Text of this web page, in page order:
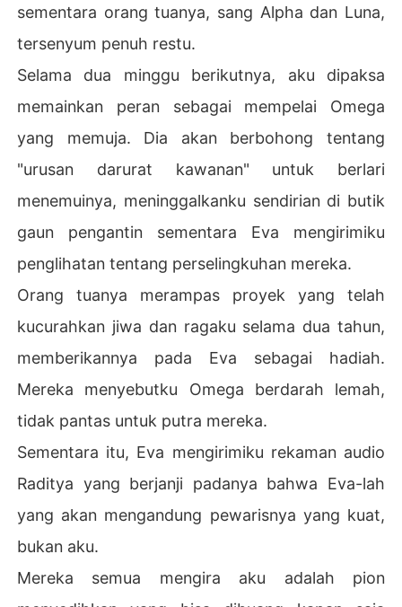
Mereka semua mengira aku adalah pion menyedihkan y
ang bisa dibuang kapan saja dalam permainan licik mer
eka. Mereka menungguku hancur.
Mereka tidak tahu bahwa aku diam-diam adalah pewari
s kawanan paling kuat di benua ini. Dan aku sudah men
gatur agar Upacara Ikatan Suci kami disiarkan secara gl
obal, mengubah hari sakral mereka menjadi panggung u
ntuk penghinaan terbesar mereka.
sementara orang tuanya, sang Alpha dan Luna,
tersenyum penuh restu.
Selama dua minggu berikutnya, aku dipaksa
memainkan peran sebagai mempelai Omega
yang memuja. Dia akan berbohong tentang
"urusan darurat kawanan" untuk berlari
menemuinya, meninggalkanku sendirian di butik
gaun pengantin sementara Eva mengirimiku
penglihatan tentang perselingkuhan mereka.
Orang tuanya merampas proyek yang telah
kucurahkan jiwa dan ragaku selama dua tahun,
memberikannya pada Eva sebagai hadiah.
Mereka menyebutku Omega berdarah lemah,
tidak pantas untuk putra mereka.
Sementara itu, Eva mengirimiku rekaman audio
Raditya yang berjanji padanya bahwa Eva-lah
yang akan mengandung pewarisnya yang kuat,
bukan aku.
Mereka semua mengira aku adalah pion